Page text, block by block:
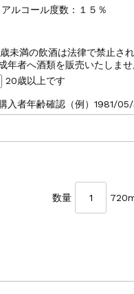
アルコール度数：１５％
未満の飲酒は法律で禁止さ
年者へ酒類を販売いたしま
20歳以上です
入者年齢確認（例）1981/05/
数量